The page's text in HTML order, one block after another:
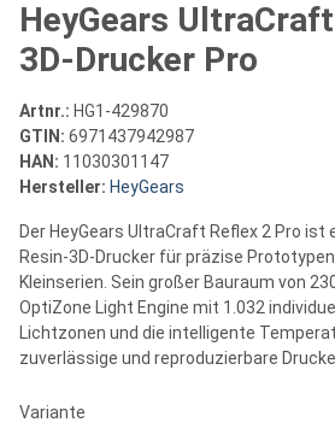
HeyGears
3D-Drucker Pro
Artnr.: HG1-429870
GTIN: 6971437942987
HAN: 11030301147
Hersteller: HeyGears
Der HeyGears UltraCraft Reflex 2 Pro
Resin-3D-Drucker für präzise
Kleinserien. Sein großer Bauraum von
OptiZone Light Engine mit 1.032
Lichtzonen und die intelligente
zuverlässige und reproduzierbare
Variante